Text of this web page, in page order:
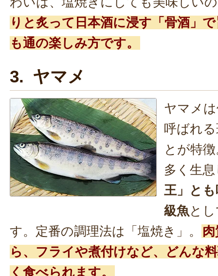
りと炙って日本酒に浸す「骨酒」
も通の楽しみ方です。
3. ヤマメ
ヤマメ
呼ばれ
とが特
多く生
王」と
級魚と
す。定番の調理法は「塩焼き」。
ら、フライや煮付けなど、どんな
く食べられます。